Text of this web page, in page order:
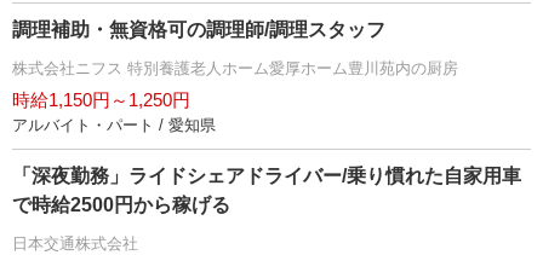
調理補助・無資格可の調理師/調理スタッフ
株式会社ニフス 特別養護老人ホーム愛厚ホーム豊川苑内の厨房
時給1,150円～1,250円
アルバイト・パート / 愛知県
「深夜勤務」ライドシェアドライバー/乗り慣れた自家用車
で時給2500円から稼げる
日本交通株式会社